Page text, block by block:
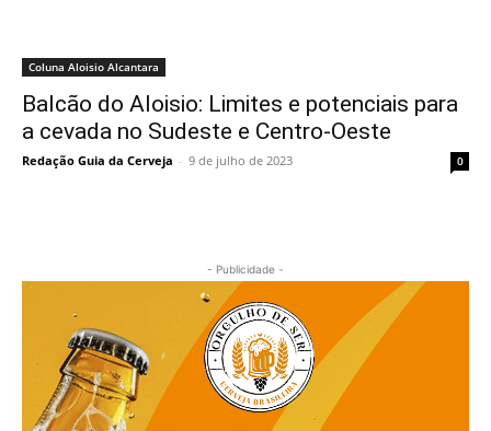
Coluna Aloisio Alcantara
Balcão do Aloisio: Limites e potenciais para
a cevada no Sudeste e Centro-Oeste
Redação Guia da Cerveja - 9 de julho de 2023 0
- Publicidade -